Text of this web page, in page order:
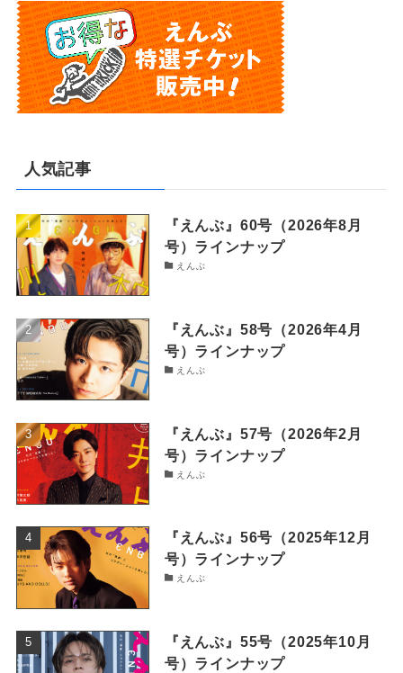
人気記事
『えんぶ』60号（2026年8月
号）ラインナップ
えんぶ
『えんぶ』58号（2026年4月
号）ラインナップ
えんぶ
『えんぶ』57号（2026年2月
号）ラインナップ
えんぶ
『えんぶ』56号（2025年12月
号）ラインナップ
えんぶ
『えんぶ』55号（2025年10月
号）ラインナップ